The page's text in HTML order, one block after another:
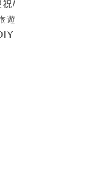
祝/
遊